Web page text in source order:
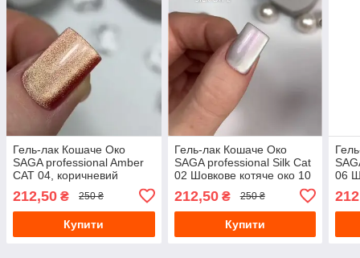
Гель-лак Кошаче Око
SAGA professional Amber
CAT 04, коричневий
Новинка 2025 року. Котяче
око.
212,50 ₴ 250 ₴
Купити
Гель-лак Кошаче Око
SAGA professional Silk Cat
02 Шовкове котяче око 10
212,50₴ 250 ₴
Купити
06